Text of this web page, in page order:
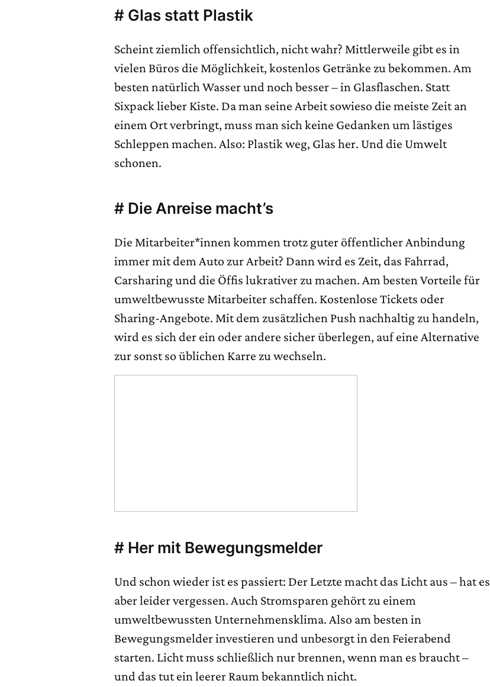
# Glas statt Plastik
Scheint ziemlich offensichtlich, nicht wahr? Mittlerweile gibt es in
vielen Büros die Möglichkeit, kostenlos Getränke zu bekommen. Am
besten natürlich Wasser und noch besser – in Glasflaschen. Statt
Sixpack lieber Kiste. Da man seine Arbeit sowieso die meiste Zeit an
einem Ort verbringt, muss man sich keine Gedanken um lästiges
Schleppen machen. Also: Plastik weg, Glas her. Und die Umwelt
schonen.
# Die Anreise macht’s
Die Mitarbeiter*innen kommen trotz guter öffentlicher Anbindung
immer mit dem Auto zur Arbeit? Dann wird es Zeit, das Fahrrad,
Carsharing und die Öffis lukrativer zu machen. Am besten Vorteile für
umweltbewusste Mitarbeiter schaffen. Kostenlose Tickets oder
Sharing-Angebote. Mit dem zusätzlichen Push nachhaltig zu handeln,
wird es sich der ein oder andere sicher überlegen, auf eine Alternative
zur sonst so üblichen Karre zu wechseln.
# Her mit Bewegungsmelder
Und schon wieder ist es passiert: Der Letzte macht das Licht aus – hat es
aber leider vergessen. Auch Stromsparen gehört zu einem
umweltbewussten Unternehmensklima. Also am besten in
Bewegungsmelder investieren und unbesorgt in den Feierabend
starten. Licht muss schließlich nur brennen, wenn man es braucht –
und das tut ein leerer Raum bekanntlich nicht.